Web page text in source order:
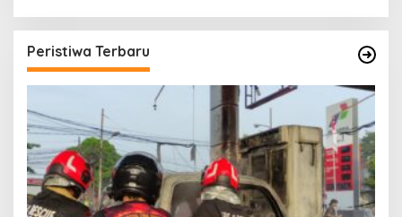
Peristiwa Terbaru